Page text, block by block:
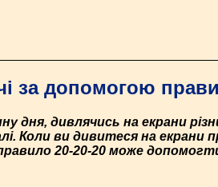
за допомогою
дня, дивлячись на екрани
Коли ви дивитеся на екрани
20-20-20 може